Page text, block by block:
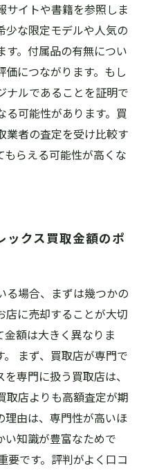
サイトや書籍を参照しま
少な限定モデルや人気の
す。付属品の有無につい
につながります。もし
ナルであることを証明で
る可能性があります。買
業者の査定を受け比較す
もらえる可能性が高くな
ックス買取金額のポ
る場合、まずは幾つかの
店に売却することが大切
額は大きく異なりま
まず、買取店が専門で
専門に扱う買取店は、
取店よりも高額査定が期
理由は、専門性が高いほ
い知識が豊富なためで
要です。評判がよく口コ